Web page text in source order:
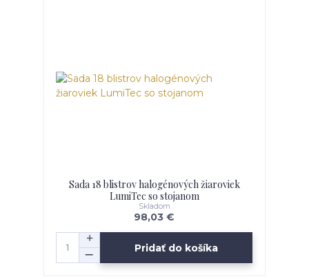
Sada 18 blistrov halogénových žiaroviek
LumiTec so stojanom
98,03 €
Skladom
Pridať do košíka